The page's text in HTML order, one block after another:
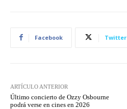
Facebook Twitter
ARTÍCULO ANTERIOR
Último concierto de Ozzy Osbourne
podrá verse en cines en 2026